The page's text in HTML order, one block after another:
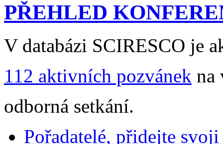
PŘEHLED
V databázi SCIRESCO je
112 aktivních pozvánek na
odborná setkání.
Pořadatelé, přidejte